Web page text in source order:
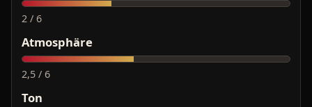
2 / 6
Atmosphäre
2,5 / 6
Ton